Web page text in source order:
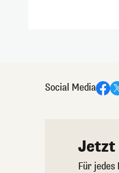
Social Media
Jetzt
Für